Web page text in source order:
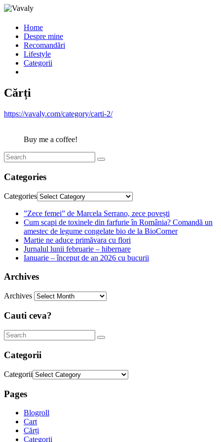
Home
Despre mine
Recomandări
Lifestyle
Categorii
Cărți
https://vavaly.com/category/carti-2/
Buy me a coffee!
Categories
Categories
”Zece femei” de Marcela Serrano, zece povești
Cum scapi de toxinele din farfurie în România? Comandă un
amestec de legume congelate bio de la BioCorner
Martie ne aduce primăvara cu flori
Jurnalul lunii februarie – hibernare
Ianuarie – început de an 2026 cu bucurii
Archives
Archives
Cauti ceva?
Categorii
Categorii
Pages
Blogroll
Cart
Cărți
Categorii